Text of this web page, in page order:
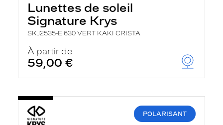
Lunettes de soleil
Signature Krys
SKJ2535-E 630 VERT KAKI CRISTA
À partir de
59,00 €
POLARISANT